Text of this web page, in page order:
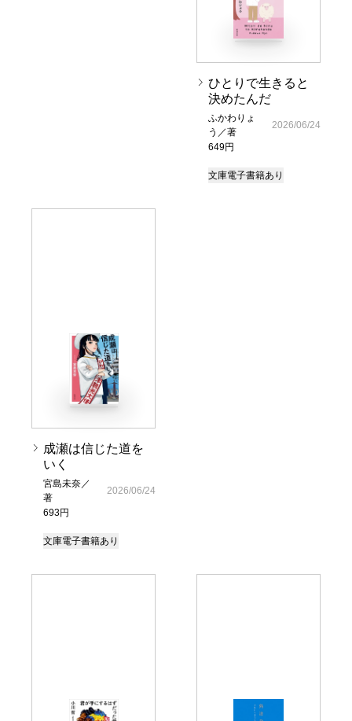
ひとりで生きると
決めたんだ
ふかわりょ
う／著
649円
2026/06/24
文庫電子書籍あり
成瀬は信じた道を
いく
宮島未奈／
著
693円
2026/06/24
文庫電子書籍あり